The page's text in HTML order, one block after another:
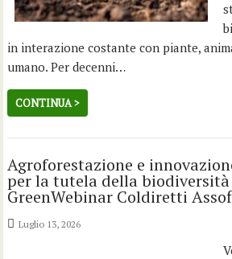
in interazione costante con piante,
umano. Per decenni…
CONTINUA >
Agroforestazione e
per la tutela della biodiversità
GreenWebinar Coldiretti
Luglio 13, 2026